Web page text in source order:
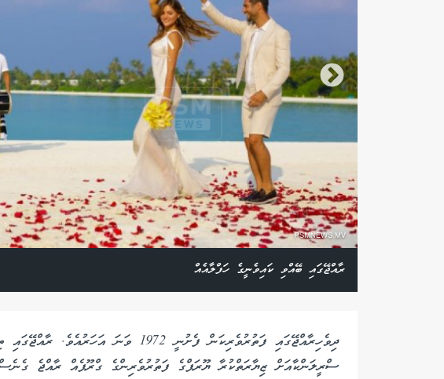
ރާއްޖޭގައި ބޭއްވި ކައިވެނީގެ ހަފްލާއެއް
ދިވެހިރާއްޖޭގައި ފަތުރުވެރިކަން ފެށުނީ 1972
ސްރީލަންކާއަށް ޒިޔާރަތްކުރާ ޔޫރަޕްގެ ފަތުރުވެރިންގެ ގްރޫޕެއް ރާއްޖެ